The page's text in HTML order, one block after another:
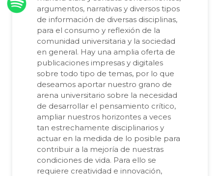
argumentos, narrativas y diversos tipos
de información de diversas disciplinas,
para el consumo y reflexión de la
comunidad universitaria y la sociedad
en general. Hay una amplia oferta de
publicaciones impresas y digitales
sobre todo tipo de temas, por lo que
deseamos aportar nuestro grano de
arena universitario sobre la necesidad
de desarrollar el pensamiento crítico,
ampliar nuestros horizontes a veces
tan estrechamente disciplinarios y
actuar en la medida de lo posible para
contribuir a la mejoría de nuestras
condiciones de vida. Para ello se
requiere creatividad e innovación,